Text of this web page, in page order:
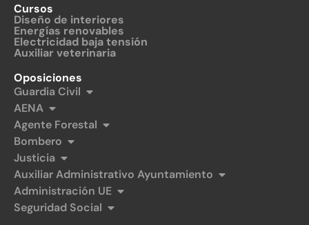
Cursos
Diseño de interiores
Energías renovables
Electricidad baja tensión
Auxiliar veterinaria
Oposiciones
Guardia Civil
AENA
Agente Forestal
Bombero
Justicia
Auxiliar Administrativo Ayuntamiento
Administración UE
Seguridad Social